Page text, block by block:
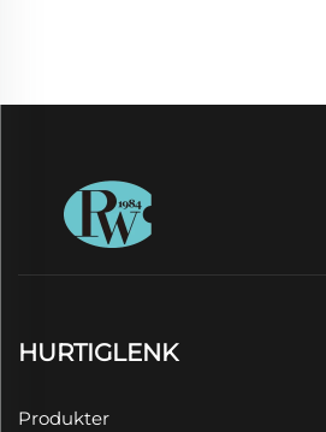
HURTIGLENK
Produkter